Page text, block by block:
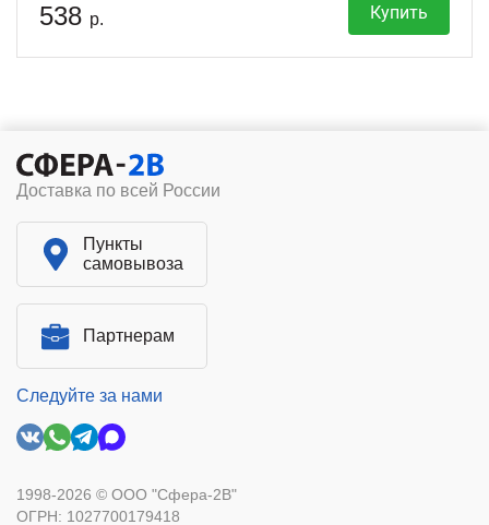
538 р. Купить
Доставка по всей России
Пункты
самовывоза
Партнерам
Следуйте за нами
1998-2026 © ООО "Сфера-2В"
ОГРН: 1027700179418